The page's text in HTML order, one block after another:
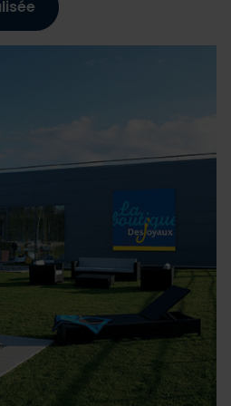
de personnaliser le contenu
fonctionnalités relatives aux
peuvent combiner celles-ci
que vous leur avez fournies
de votre utilisation de leurs